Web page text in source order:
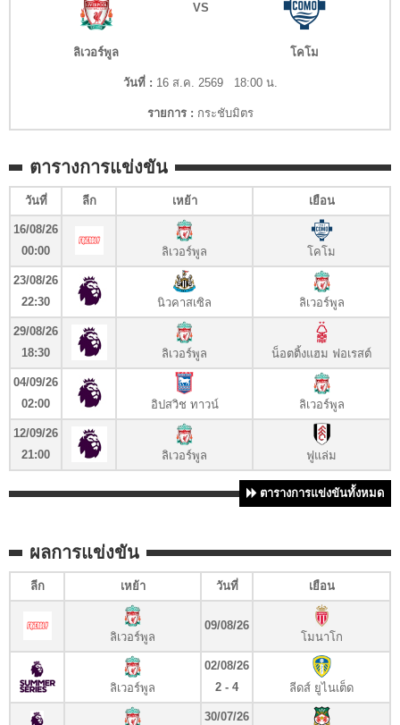
VS
ลิเวอร์พูล โคโม
วันที่ : 16 ส.ค. 2569 18:00 น.
รายการ : กระชับมิตร
ตารางการแข่งขัน
วันที่ ลีก เหย้า เยือน
16/08/26
00:00
ลิเวอร์พูล โคโม
23/08/26
22:30
นิวคาสเซิล ลิเวอร์พูล
29/08/26
18:30
ลิเวอร์พูล น็อตติ้งแฮม ฟอเรสต์
04/09/26
02:00
อิปสวิช ทาวน์ ลิเวอร์พูล
12/09/26
21:00
ลิเวอร์พูล ฟูแล่ม
ตารางการแข่งขันทั้งหมด
ผลการแข่งขัน
ลีก เหย้า วันที่ เยือน
ลิเวอร์พูล
09/08/26
โมนาโก
ลิเวอร์พูล
02/08/26
2 - 4
ลีดส์ ยูไนเต็ด
30/07/26